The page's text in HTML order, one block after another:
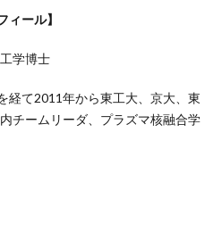
ィール】
学博士
経て2011年から東工大、京大、東
チームリーダ、プラズマ核融合学